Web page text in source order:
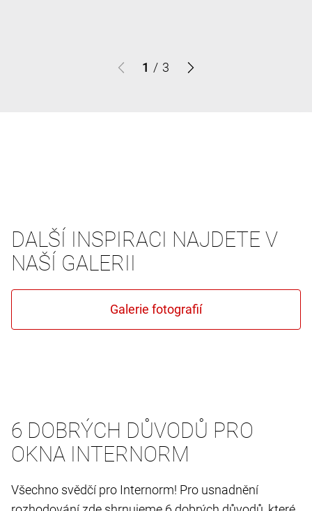
1 / 3
DALŠÍ INSPIRACI NAJDETE V
NAŠÍ GALERII
6 DOBRÝCH DŮVODŮ PRO
OKNA INTERNORM
Všechno svědčí pro Internorm! Pro usnadnění